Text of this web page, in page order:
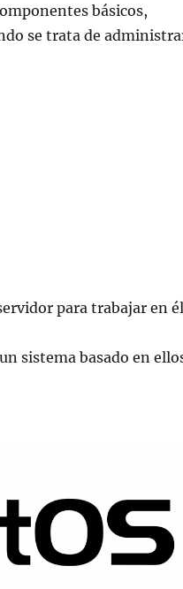
básicos,
se trata de
para trabajar en
sistema basado en